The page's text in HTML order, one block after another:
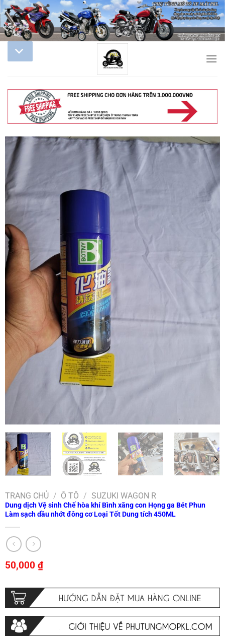
TRANG CHỦ / Ô TÔ / SUZUKI WAGON R
Dung dịch Vệ sinh Chế hòa khí Bình xăng con Họng ga Bét Phun
Làm sạch dầu nhớt đông cơ Loại Tốt Dung tích 450ML
50,000 ₫